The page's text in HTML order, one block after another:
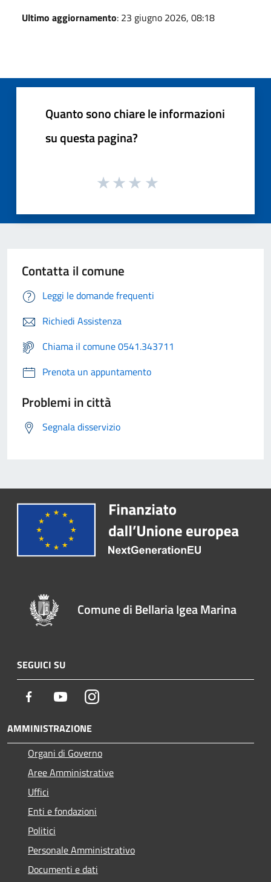
Ultimo aggiornamento: 23 giugno 2026, 08:18
Quanto sono chiare le informazioni
su questa pagina?
Contatta il comune
Leggi le domande frequenti
Richiedi Assistenza
Chiama il comune 0541.343711
Prenota un appuntamento
Problemi in città
Segnala disservizio
Comune di Bellaria Igea Marina
SEGUICI SU
Facebook YoutubeInstagram
AMMINISTRAZIONE
Organi di Governo
Aree Amministrative
Uffici
Enti e fondazioni
Politici
Personale Amministrativo
Documenti e dati